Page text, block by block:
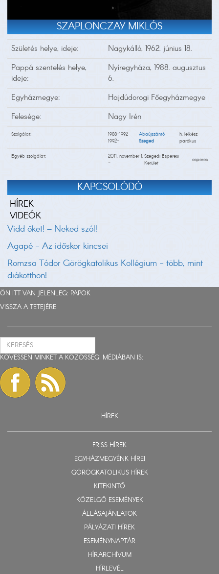
SZAPLONCZAY MIKLÓS
Születés helye, ideje:
Nagykálló, 1962. június 18.
Pappá szentelés helye,
ideje:
Nyíregyháza, 1988. augusztus
6.
Egyházmegye:
Hajdúdorogi Főegyházmegye
Felesége:
Nagy Irén
Szolgálat: 1988-1992 Abaújszántó
h. lelkész
1992-
Szeged parókus
Egyéb szolgálat:
2011. november 1.
-
Szegedi Esperesi
Kerület
esperes
KAPCSOLÓDÓ
HÍREK
VIDEÓK
Vidd őket! – Neked szól!
Agapé - Az időskor kincsei
Romzsa Tódor Görögkatolikus Kollégium - több, mint
diákotthon!
ÖN ITT VAN JELENLEG: PAPOK
VISSZA A TETEJÉRE
KÖVESSEN MINKET A KÖZÖSSÉGI MÉDIÁBAN IS:
HÍREK
FRISS HÍREK
EGYHÁZMEGYÉNK HÍREI
GÖRÖGKATOLIKUS HÍREK
KITEKINTŐ
KÖZELGŐ ESEMÉNYEK
ÁLLÁSAJÁNLATOK
PÁLYÁZATI HÍREK
ESEMÉNYNAPTÁR
HÍRARCHÍVUM
HÍRLEVÉL